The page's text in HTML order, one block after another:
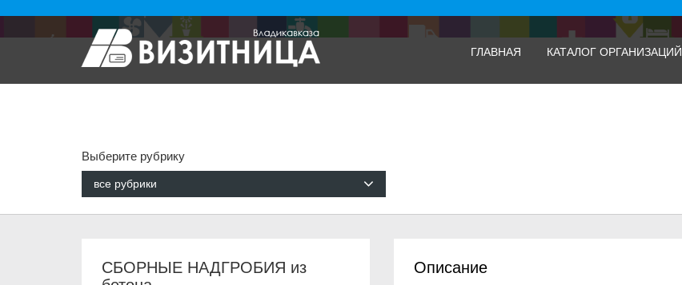
ГЛАВНАЯ КАТАЛОГ ОРГАНИЗАЦИЙ
Выберите рубрику
все рубрики
СБОРНЫЕ НАДГРОБИЯ из
Описание